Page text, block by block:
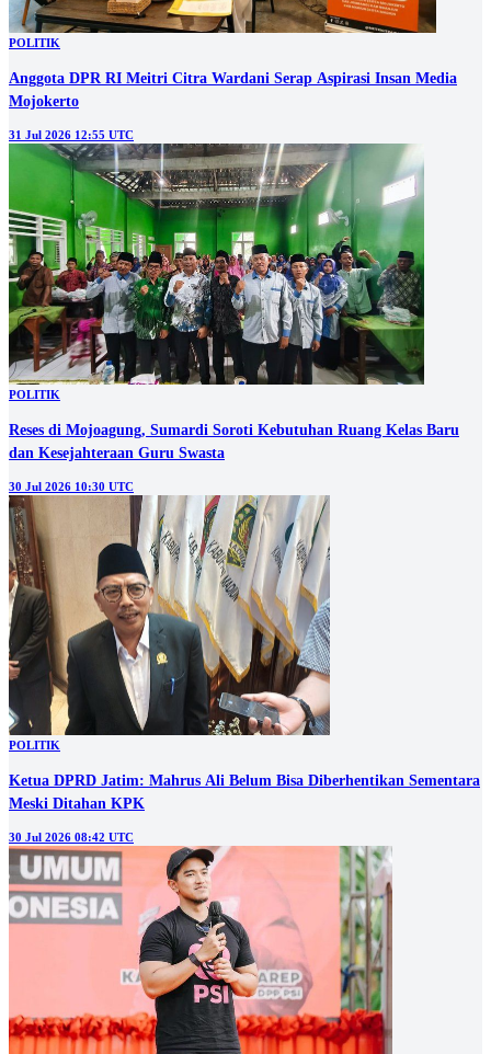
POLITIK
Anggota DPR RI Meitri Citra Wardani Serap Aspirasi Insan Media
Mojokerto
31 Jul 2026 12:55 UTC
POLITIK
Reses di Mojoagung, Sumardi Soroti Kebutuhan Ruang Kelas Baru
dan Kesejahteraan Guru Swasta
30 Jul 2026 10:30 UTC
POLITIK
Ketua DPRD Jatim: Mahrus Ali Belum Bisa Diberhentikan Sementara
Meski Ditahan KPK
30 Jul 2026 08:42 UTC